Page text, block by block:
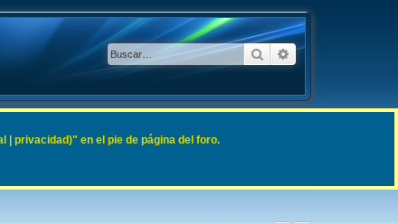
BuscarBúsqueda
| privacidad)" en el pie de página del foro.